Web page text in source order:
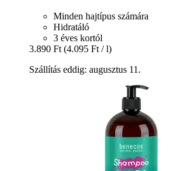
Minden hajtípus számára
Hidratáló
3 éves kortól
3.890 Ft (4.095 Ft / l)
Szállítás eddig: augusztus 11.